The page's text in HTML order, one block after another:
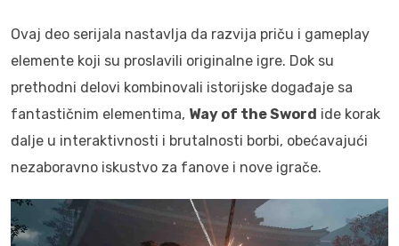
Ovaj deo serijala nastavlja da razvija priču i gameplay
elemente koji su proslavili originalne igre. Dok su
prethodni delovi kombinovali istorijske događaje sa
fantastičnim elementima, Way of the Sword ide korak
dalje u interaktivnosti i brutalnosti borbi, obećavajući
nezaboravno iskustvo za fanove i nove igrače.